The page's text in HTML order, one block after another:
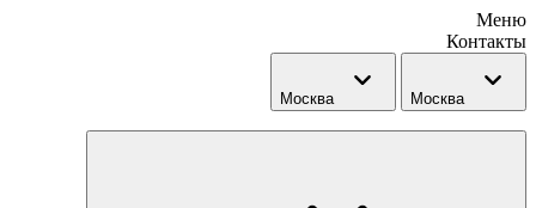
Меню
Контакты
Москва Москва